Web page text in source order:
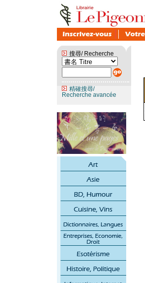
搜尋/ Recherche
精確搜尋/
Recherche avancée